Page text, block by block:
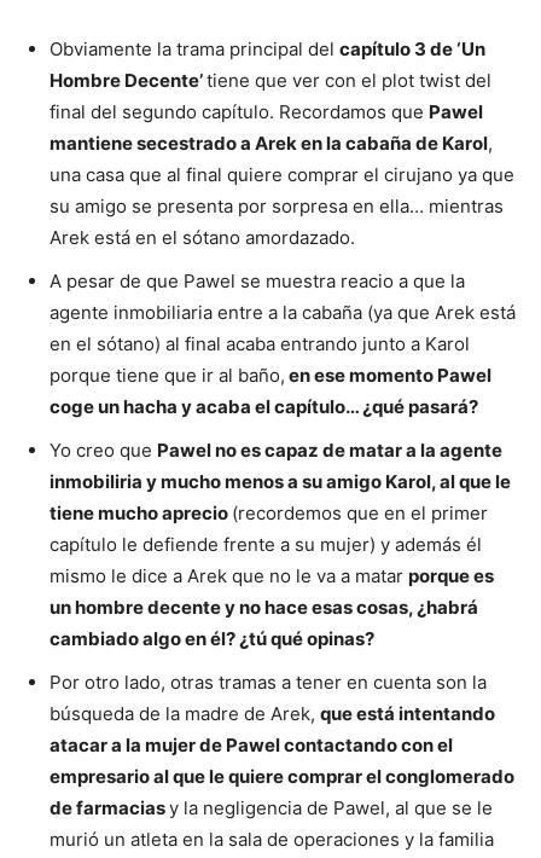
Obviamente la trama principal del capítulo 3 de ‘Un
Hombre Decente’tiene que ver con el plot twist del
final del segundo capítulo. Recordamos que Pawel
mantiene secestrado a Arek en la cabaña de Karol,
una casa que al final quiere comprar el cirujano ya que
su amigo se presenta por sorpresa en ella… mientras
Arek está en el sótano amordazado.
A pesar de que Pawel se muestra reacio a que la
agente inmobiliaria entre a la cabaña (ya que Arek está
en el sótano) al final acaba entrando junto a Karol
porque tiene que ir al baño, en ese momento Pawel
coge un hacha y acaba el capítulo… ¿qué pasará?
Yo creo que Pawel no es capaz de matar a la agente
inmobiliria y mucho menos a su amigo Karol, al que le
tiene mucho aprecio (recordemos que en el primer
capítulo le defiende frente a su mujer) y además él
mismo le dice a Arek que no le va a matar porque es
un hombre decente y no hace esas cosas, ¿habrá
cambiado algo en él? ¿tú qué opinas?
Por otro lado, otras tramas a tener en cuenta son la
búsqueda de la madre de Arek, que está intentando
atacar a la mujer de Pawel contactando con el
empresario al que le quiere comprar el conglomerado
de farmaciasy la negligencia de Pawel, al que se le
murió un atleta en la sala de operaciones y la familia